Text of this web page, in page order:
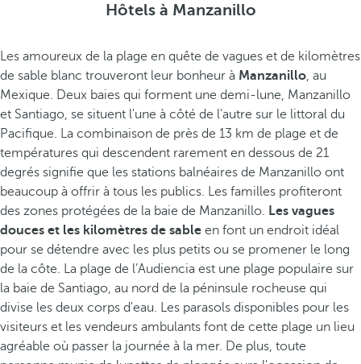
Hôtels à Manzanillo
Les amoureux de la plage en quête de vagues et de kilomètres
de sable blanc trouveront leur bonheur à Manzanillo, au
Mexique. Deux baies qui forment une demi-lune, Manzanillo
et Santiago, se situent l'une à côté de l'autre sur le littoral du
Pacifique. La combinaison de près de 13 km de plage et de
températures qui descendent rarement en dessous de 21
degrés signifie que les stations balnéaires de Manzanillo ont
beaucoup à offrir à tous les publics. Les familles profiteront
des zones protégées de la baie de Manzanillo. Les vagues
douces et les kilomètres de sable en font un endroit idéal
pour se détendre avec les plus petits ou se promener le long
de la côte. La plage de l’Audiencia est une plage populaire sur
la baie de Santiago, au nord de la péninsule rocheuse qui
divise les deux corps d'eau. Les parasols disponibles pour les
visiteurs et les vendeurs ambulants font de cette plage un lieu
agréable où passer la journée à la mer. De plus, toute